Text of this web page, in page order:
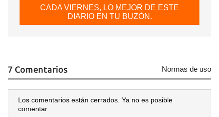
Guardar como favorito
Para poder guardar como favorito, primero has de
CADA VIERNES, LO MEJOR DE ESTE
DIARIO EN TU BUZÓN.
7 Comentarios Normas de uso
Los comentarios están cerrados. Ya no es posible
comentar